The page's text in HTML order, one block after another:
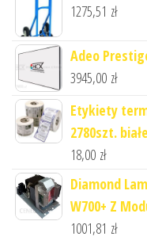
1275,51 zł
Adeo
3945,00 zł
Etykiety
2780szt.
18,00 zł
Diamond
W700+ Z
1001,81 zł